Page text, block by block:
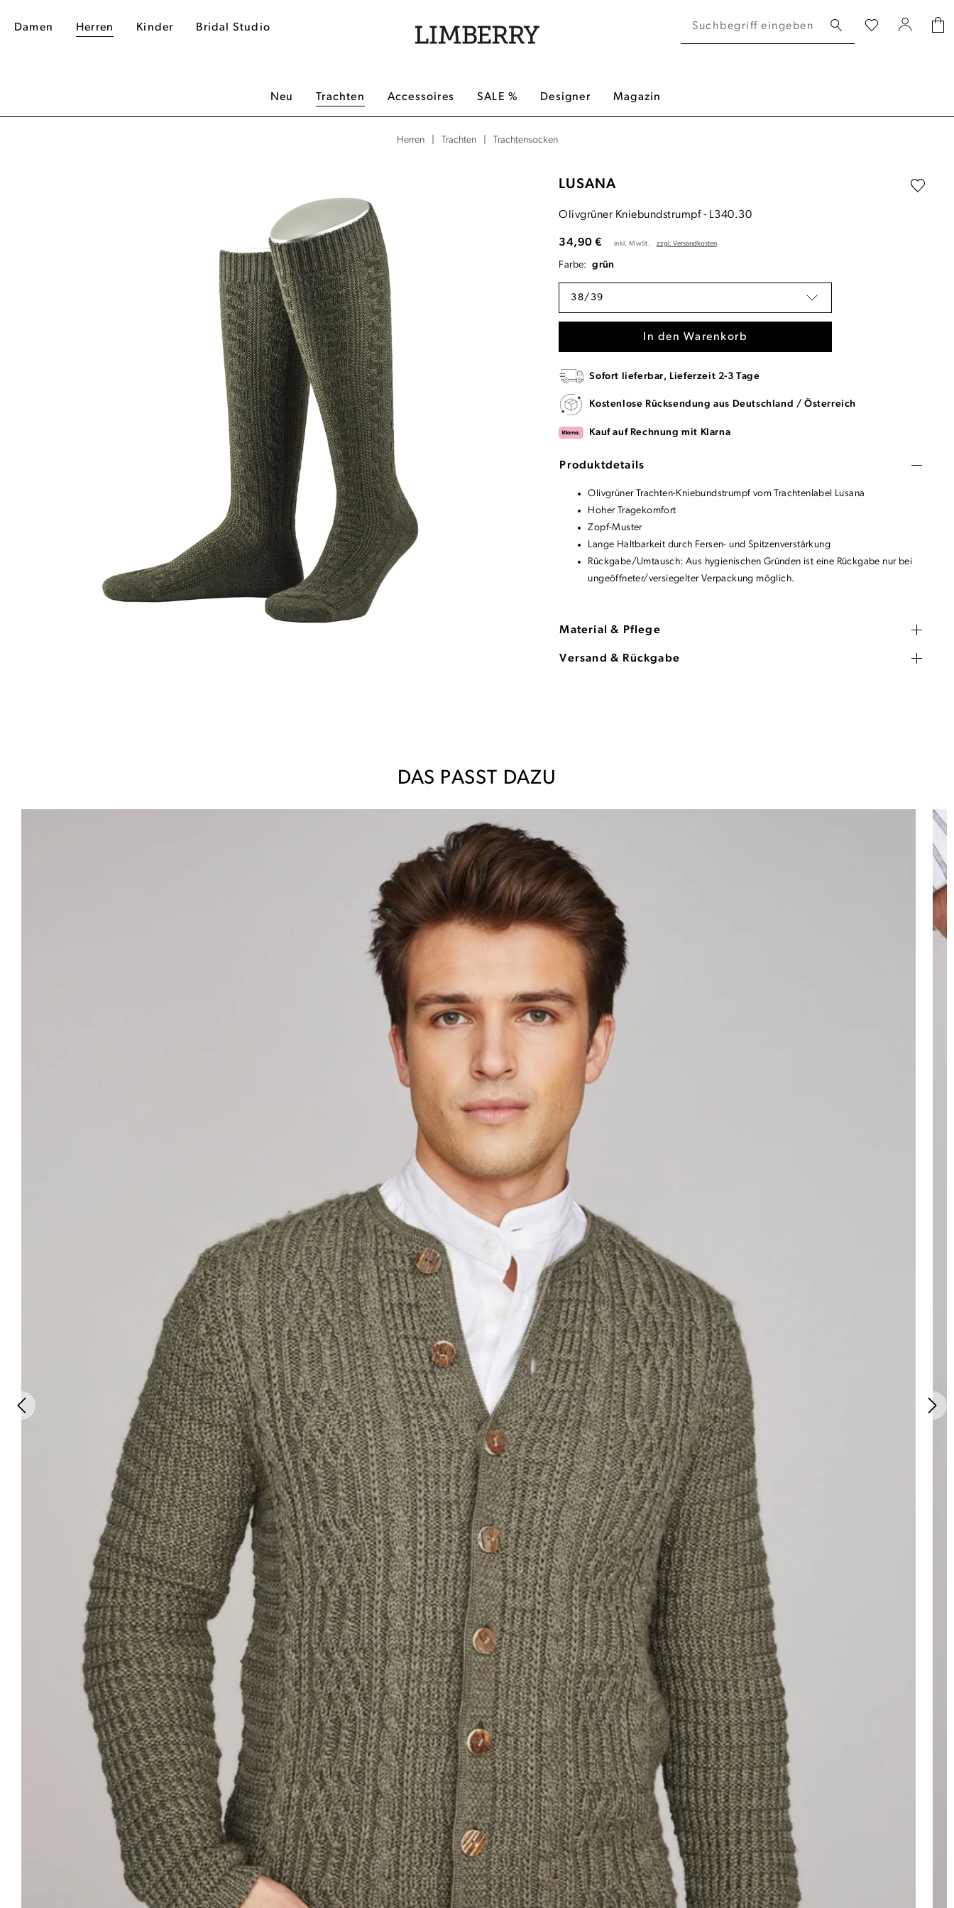
Damen Herren Kinder Bridal Studio
Neu Trachten Accessoires SALE % Designer Magazin
Herren Trachten Trachtensocken
LUSANA
Olivgrüner Kniebundstrumpf - L340.30
34,90 € inkl. MwSt. zzgl. Versandkosten
Farbe: grün
38/39
In den Warenkorb
Sofort lieferbar, Lieferzeit 2-3 Tage
Kostenlose Rücksendung aus Deutschland / Österreich
Kauf auf Rechnung mit Klarna
Produktdetails
Olivgrüner Trachten-Kniebundstrumpf vom Trachtenlabel Lusana
Hoher Tragekomfort
Zopf-Muster
Lange Haltbarkeit durch Fersen- und Spitzenverstärkung
Rückgabe/Umtausch: Aus hygienischen Gründen ist eine Rückgabe nur bei
ungeöffneter/versiegelter Verpackung möglich.
Material & Pflege
Versand & Rückgabe
DAS PASST DAZU